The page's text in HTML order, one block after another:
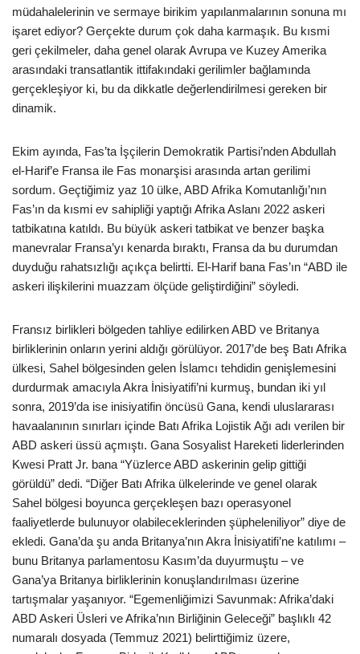
müdahalelerinin ve sermaye birikim yapılanmalarının sonuna mı
işaret ediyor? Gerçekte durum çok daha karmaşık. Bu kısmi
geri çekilmeler, daha genel olarak Avrupa ve Kuzey Amerika
arasındaki transatlantik ittifakındaki gerilimler bağlamında
gerçekleşiyor ki, bu da dikkatle değerlendirilmesi gereken bir
dinamik.
Ekim ayında, Fas’ta İşçilerin Demokratik Partisi’nden Abdullah
el-Harif’e Fransa ile Fas monarşisi arasında artan gerilimi
sordum. Geçtiğimiz yaz 10 ülke, ABD Afrika Komutanlığı’nın
Fas’ın da kısmi ev sahipliği yaptığı Afrika Aslanı 2022 askeri
tatbikatına katıldı. Bu büyük askeri tatbikat ve benzer başka
manevralar Fransa’yı kenarda bıraktı, Fransa da bu durumdan
duyduğu rahatsızlığı açıkça belirtti. El-Harif bana Fas’ın “ABD ile
askeri ilişkilerini muazzam ölçüde geliştirdiğini” söyledi.
Fransız birlikleri bölgeden tahliye edilirken ABD ve Britanya
birliklerinin onların yerini aldığı görülüyor. 2017’de beş Batı Afrika
ülkesi, Sahel bölgesinden gelen İslamcı tehdidin genişlemesini
durdurmak amacıyla Akra İnisiyatifi’ni kurmuş, bundan iki yıl
sonra, 2019’da ise inisiyatifin öncüsü Gana, kendi uluslararası
havaalanının sınırları içinde Batı Afrika Lojistik Ağı adı verilen bir
ABD askeri üssü açmıştı. Gana Sosyalist Hareketi liderlerinden
Kwesi Pratt Jr. bana “Yüzlerce ABD askerinin gelip gittiği
görüldü” dedi. “Diğer Batı Afrika ülkelerinde ve genel olarak
Sahel bölgesi boyunca gerçekleşen bazı operasyonel
faaliyetlerde bulunuyor olabileceklerinden şüpheleniliyor” diye de
ekledi. Gana’da şu anda Britanya’nın Akra İnisiyatifi’ne katılımı –
bunu Britanya parlamentosu Kasım’da duyurmuştu – ve
Gana’ya Britanya birliklerinin konuşlandırılması üzerine
tartışmalar yaşanıyor. “Egemenliğimizi Savunmak: Afrika’daki
ABD Askeri Üsleri ve Afrika’nın Birliğinin Geleceği” başlıklı 42
numaralı dosyada (Temmuz 2021) belirttiğimiz üzere,